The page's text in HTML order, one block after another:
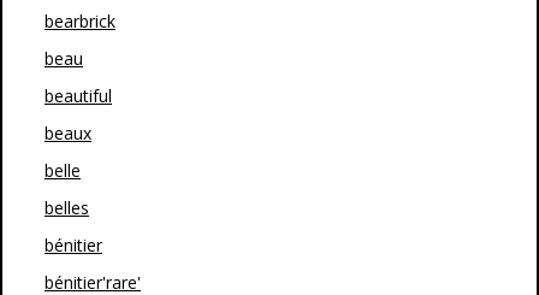
bearbrick
beau
beautiful
beaux
belle
belles
bénitier
bénitier'rare'